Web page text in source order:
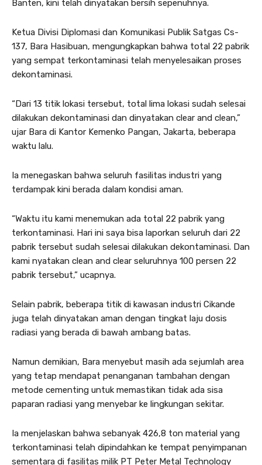
Banten, kini telah dinyatakan bersih sepenuhnya.
Ketua Divisi Diplomasi dan Komunikasi Publik Satgas Cs-
137, Bara Hasibuan, mengungkapkan bahwa total 22 pabrik
yang sempat terkontaminasi telah menyelesaikan proses
dekontaminasi.
“Dari 13 titik lokasi tersebut, total lima lokasi sudah selesai
dilakukan dekontaminasi dan dinyatakan clear and clean,”
ujar Bara di Kantor Kemenko Pangan, Jakarta, beberapa
waktu lalu.
Ia menegaskan bahwa seluruh fasilitas industri yang
terdampak kini berada dalam kondisi aman.
“Waktu itu kami menemukan ada total 22 pabrik yang
terkontaminasi. Hari ini saya bisa laporkan seluruh dari 22
pabrik tersebut sudah selesai dilakukan dekontaminasi. Dan
kami nyatakan clean and clear seluruhnya 100 persen 22
pabrik tersebut,” ucapnya.
Selain pabrik, beberapa titik di kawasan industri Cikande
juga telah dinyatakan aman dengan tingkat laju dosis
radiasi yang berada di bawah ambang batas.
Namun demikian, Bara menyebut masih ada sejumlah area
yang tetap mendapat penanganan tambahan dengan
metode cementing untuk memastikan tidak ada sisa
paparan radiasi yang menyebar ke lingkungan sekitar.
Ia menjelaskan bahwa sebanyak 426,8 ton material yang
terkontaminasi telah dipindahkan ke tempat penyimpanan
sementara di fasilitas milik PT Peter Metal Technology